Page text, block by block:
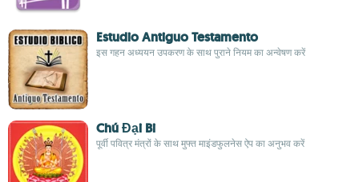
Estudio Antiguo Testamento
इस गहन अध्ययन उपकरण के साथ पुराने नियम का अन्वेषण करें
Chú Đại Bi
पूर्वी पवित्र मंत्रों के साथ मुफ्त माइंडफुलनेस ऐप का अनुभव करें